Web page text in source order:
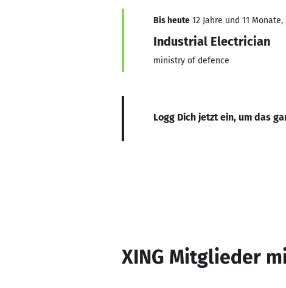
Bis heute 12 Jahre und 11
Industrial Electrician
ministry of defence
Logg Dich jetzt ein, um das
XING Mitglieder